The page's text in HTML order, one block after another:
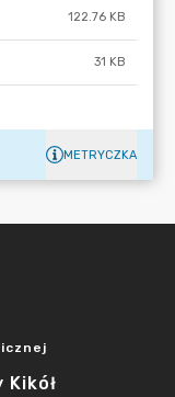
122.76 KB
31 KB
METRYCZKA
Kikół